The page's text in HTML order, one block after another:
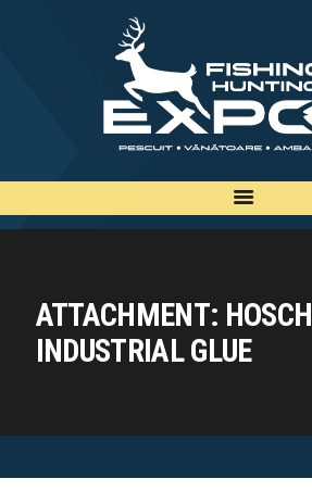
ATTACHMENT: HOSCH
INDUSTRIAL GLUE
INFO
EXPOZANTI
EDITII
CONTACT